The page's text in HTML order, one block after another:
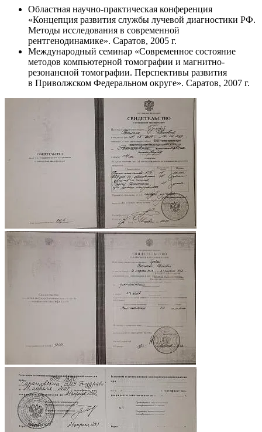
Областная научно-практическая конференция
«Концепция развития службы лучевой диагностики РФ.
Методы исследования в современной
рентгенодинамике». Саратов, 2005 г.
Международный семинар «Современное состояние
методов компьютерной томографии и магнитно-
резонансной томографии. Перспективы развития
в Приволжском Федеральном округе». Саратов, 2007 г.